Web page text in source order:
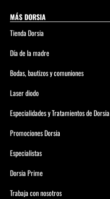
MÁS DORSIA
Tienda Dorsia
Día de la madre
Bodas, bautizos y comuniones
Laser diodo
Especialidades y Tratamientos de Dorsia
Promociones Dorsia
Especialistas
Dorsia Prime
Trabaja con nosotros